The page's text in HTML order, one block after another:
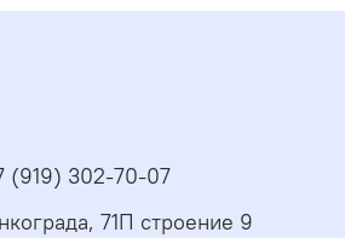
(919) 302-70-07
71П строение 9